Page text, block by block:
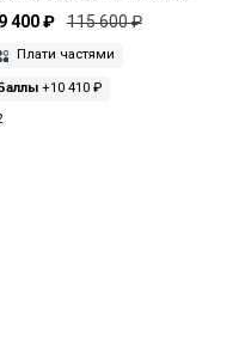
400 ₽ 115 600 ₽
Плати частями
Баллы+10 410 ₽